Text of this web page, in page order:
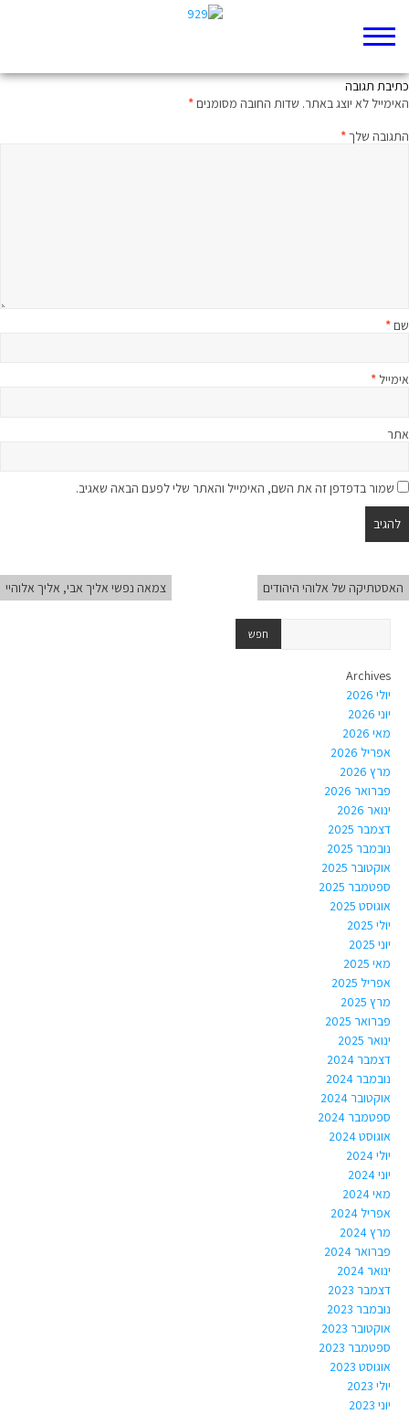
כתיבת תגובה
האימייל לא יוצג באתר. שדות החובה מסומנים*
התגובה שלך*
שם*
אימייל *
אתר
שמור בדפדפן זה את השם, האימייל והאתר שלי לפעם הבאה שאגיב.
האסטתיקה של אלוהי היהודים צמאה נפשי אליך אבי, אליך אלוהיי
Archives
יולי 2026
יוני 2026
מאי 2026
אפריל 2026
מרץ 2026
פברואר 2026
ינואר 2026
דצמבר 2025
נובמבר 2025
אוקטובר 2025
ספטמבר 2025
אוגוסט 2025
יולי 2025
יוני 2025
מאי 2025
אפריל 2025
מרץ 2025
פברואר 2025
ינואר 2025
דצמבר 2024
נובמבר 2024
אוקטובר 2024
ספטמבר 2024
אוגוסט 2024
יולי 2024
יוני 2024
מאי 2024
אפריל 2024
מרץ 2024
פברואר 2024
ינואר 2024
דצמבר 2023
נובמבר 2023
אוקטובר 2023
ספטמבר 2023
אוגוסט 2023
יולי 2023
יוני 2023